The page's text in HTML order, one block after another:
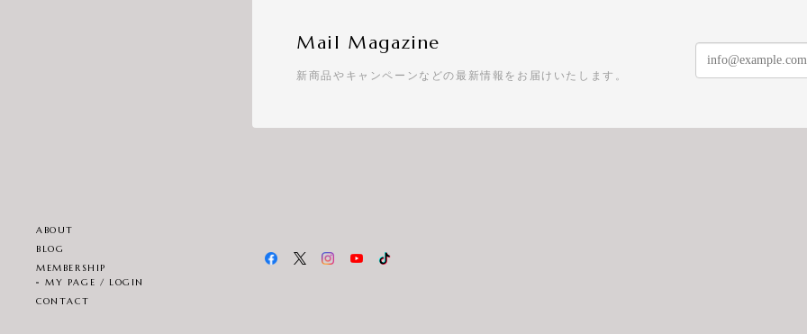
ABOUT
BLOG
MEMBERSHIP
MY PAGE / LOGIN
CONTACT
Mail Magazine
新商品やキャンペーンなどの最新情報をお届けいたします。